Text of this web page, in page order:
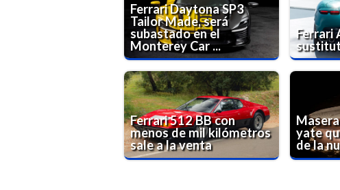
Ferrari Daytona SP3
Tailor Made, será
subastado en el
Monterey Car ...
Ferrari
Ferrari 512 BB con
menos de mil kilómetros
sale a la venta
yate
de la